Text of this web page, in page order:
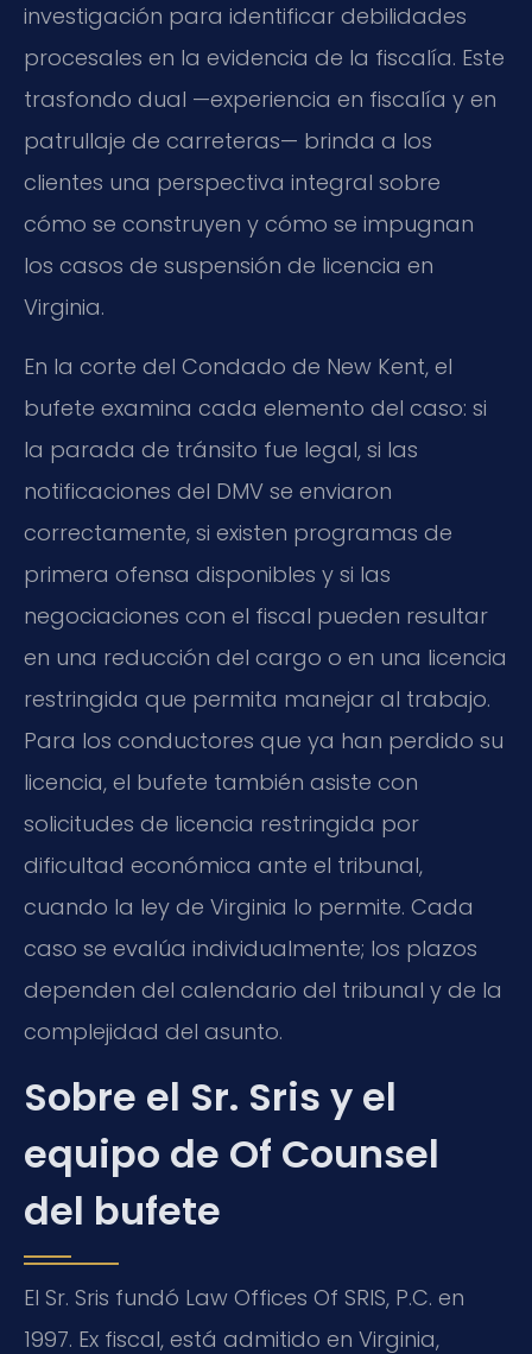
investigación para identificar debilidades
procesales en la evidencia de la fiscalía. Este
trasfondo dual —experiencia en fiscalía y en
patrullaje de carreteras— brinda a los
clientes una perspectiva integral sobre
cómo se construyen y cómo se impugnan
los casos de suspensión de licencia en
Virginia.
En la corte del Condado de New Kent, el
bufete examina cada elemento del caso: si
la parada de tránsito fue legal, si las
notificaciones del DMV se enviaron
correctamente, si existen programas de
primera ofensa disponibles y si las
negociaciones con el fiscal pueden resultar
en una reducción del cargo o en una licencia
restringida que permita manejar al trabajo.
Para los conductores que ya han perdido su
licencia, el bufete también asiste con
solicitudes de licencia restringida por
dificultad económica ante el tribunal,
cuando la ley de Virginia lo permite. Cada
caso se evalúa individualmente; los plazos
dependen del calendario del tribunal y de la
complejidad del asunto.
Sobre el Sr. Sris y el
equipo de Of Counsel
del bufete
El Sr. Sris fundó Law Offices Of SRIS, P.C. en
1997. Ex fiscal, está admitido en Virginia,